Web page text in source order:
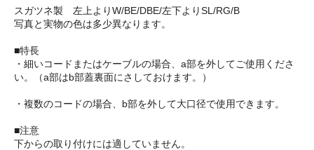
スガツネ製 左上よりW/BE/DBE/左下よりSL/RG/B
写真と実物の色は多少異なります。
■特長
・細いコードまたはケーブルの場合、a部を外してご使用くださ
い。（a部はb部蓋裏面にさしておけます。）
・複数のコードの場合、b部を外して大口径で使用できます。
■注意
下からの取り付けには適していません。